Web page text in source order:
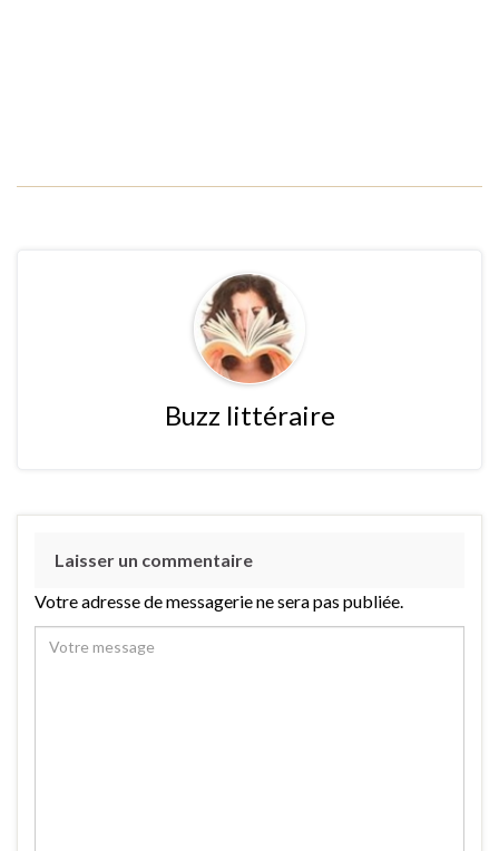
Buzz littéraire
Laisser un commentaire
Votre adresse de messagerie ne sera pas publiée.